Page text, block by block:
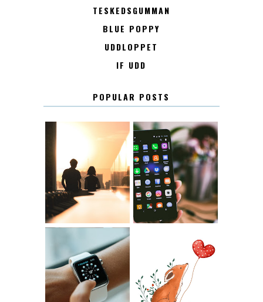
TESKEDSGUMMAN
BLUE POPPY
UDDLOPPET
IF UDD
POPULAR POSTS
KONTAKT KONTAKTLISTA
12.30 LUGN